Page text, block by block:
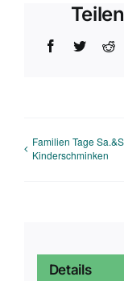
Facebook
Twitter
Familien Tage
Kinderschminken
Details